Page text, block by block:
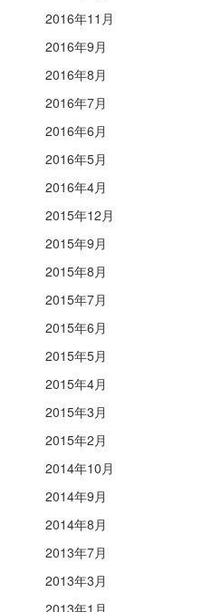
2016年11月
2016年9月
2016年8月
2016年7月
2016年6月
2016年5月
2016年4月
2015年12月
2015年9月
2015年8月
2015年7月
2015年6月
2015年5月
2015年4月
2015年3月
2015年2月
2014年10月
2014年9月
2014年8月
2013年7月
2013年3月
2013年1月